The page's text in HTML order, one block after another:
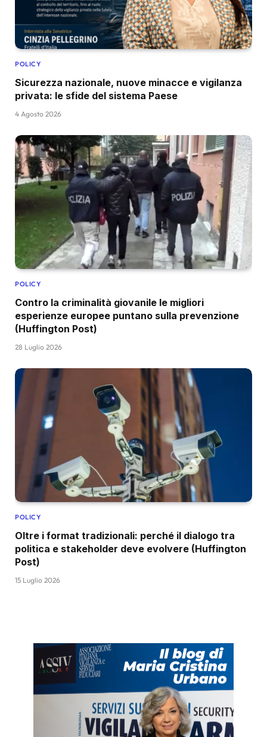
POLICY
Sicurezza nazionale, nuove minacce e vigilanza
privata: le sfide del sistema Paese
4 Agosto 2026
POLICY
Contro la criminalità giovanile le migliori
esperienze europee puntano sulla prevenzione
(Huffington Post)
28 Luglio 2026
POLICY
Oltre i format tradizionali: perché il dialogo tra
politica e stakeholder deve evolvere (Huffington
Post)
15 Luglio 2026